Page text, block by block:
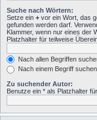
Suche nach Wörtern:
Setze ein + vor ein Wort, das
gefunden werden darf.
Klammer, wenn nur eines der
Platzhalter für teilweise
Nach allen Begriffen
Nach einem Begriff suchen
Zu suchender Autor:
Benutze ein * als Platzhalter